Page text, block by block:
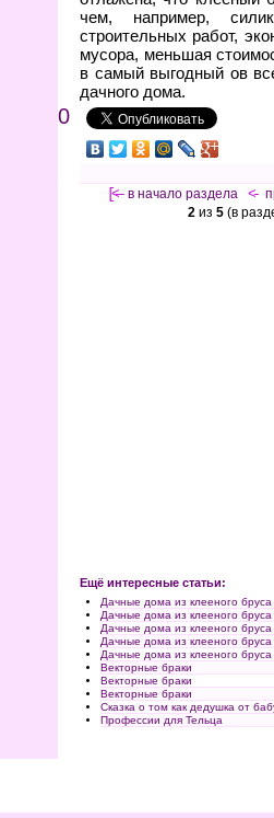
чем, например,
строительных работ,
мусора, меньшая
в самый выгодный ов
дачного дома.
0
[<— в начало раздела <-
2 из 5(в
Ещё интересные статьи:
Дачные дома из клееного
Дачные дома из клееного
Дачные дома из клееного
Дачные дома из клееного
Дачные дома из клееного
Векторные браки
Векторные браки
Векторные браки
Сказка о том как дедушка от
Профессии для Тельца